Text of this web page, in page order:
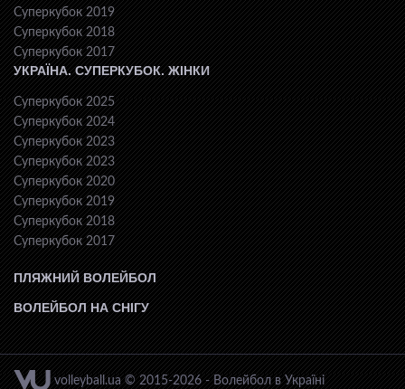
Суперкубок 2019
Суперкубок 2018
Суперкубок 2017
УКРАЇНА. СУПЕРКУБОК. ЖІНКИ
Суперкубок 2025
Суперкубок 2024
Суперкубок 2023
Суперкубок 2023
Суперкубок 2020
Суперкубок 2019
Суперкубок 2018
Суперкубок 2017
ПЛЯЖНИЙ ВОЛЕЙБОЛ
ВОЛЕЙБОЛ НА СНІГУ
volleyball.ua © 2015-2026 - Волейбол в Україні